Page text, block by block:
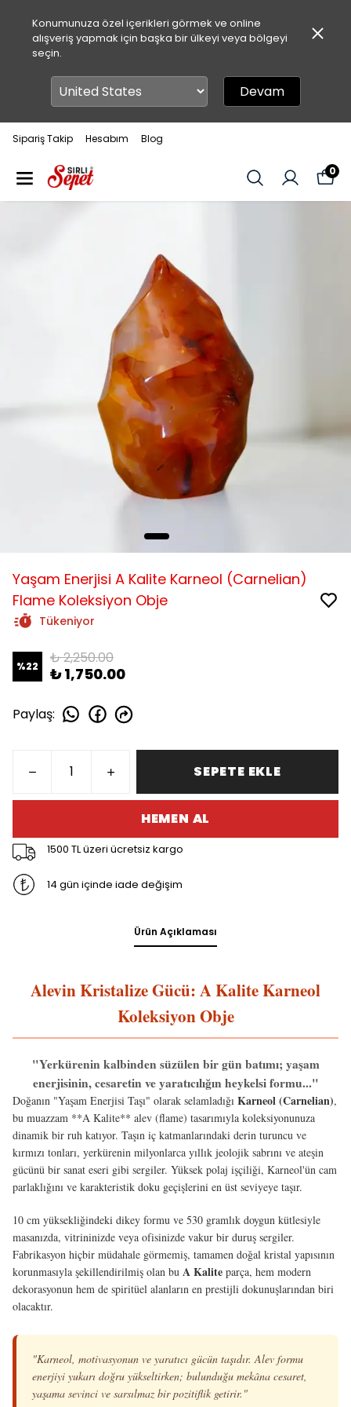
Konumunuza özel içerikleri görmek ve online
alışveriş yapmak için başka bir ülkeyi veya bölgeyi
seçin.
Devam
Sipariş Takip Hesabım Blog
0
Yaşam Enerjisi A Kalite Karneol (Carnelian)
Flame Koleksiyon Obje
Tükeniyor
%22 ₺ 2,250.00
₺ 1,750.00
Paylaş:
SEPETE EKLE
HEMEN AL
1500 TL üzeri ücretsiz kargo
14 gün içinde iade değişim
Ürün Açıklaması
Alevin Kristalize Gücü: A Kalite Karneol
Koleksiyon Obje
"Yerkürenin kalbinden süzülen bir gün batımı; yaşam
enerjisinin, cesaretin ve yaratıcılığın heykelsi formu..."
Doğanın "Yaşam Enerjisi Taşı" olarak selamladığı Karneol (Carnelian),
bu muazzam **A Kalite** alev (flame) tasarımıyla koleksiyonunuza
dinamik bir ruh katıyor. Taşın iç katmanlarındaki derin turuncu ve
kırmızı tonları, yerkürenin milyonlarca yıllık jeolojik sabrını ve ateşin
gücünü bir sanat eseri gibi sergiler. Yüksek polaj işçiliği, Karneol'ün cam
parlaklığını ve karakteristik doku geçişlerini en üst seviyeye taşır.
10 cm yüksekliğindeki dikey formu ve 530 gramlık doygun kütlesiyle
masanızda, vitrininizde veya ofisinizde vakur bir duruş sergiler.
Fabrikasyon hiçbir müdahale görmemiş, tamamen doğal kristal yapısının
korunmasıyla şekillendirilmiş olan bu A Kalite parça, hem modern
dekorasyonun hem de spiritüel alanların en prestijli dokunuşlarından biri
olacaktır.
"Karneol, motivasyonun ve yaratıcı gücün taşıdır. Alev formu
enerjiyi yukarı doğru yükseltirken; bulunduğu mekâna cesaret,
yaşama sevinci ve sarsılmaz bir pozitiflik getirir."